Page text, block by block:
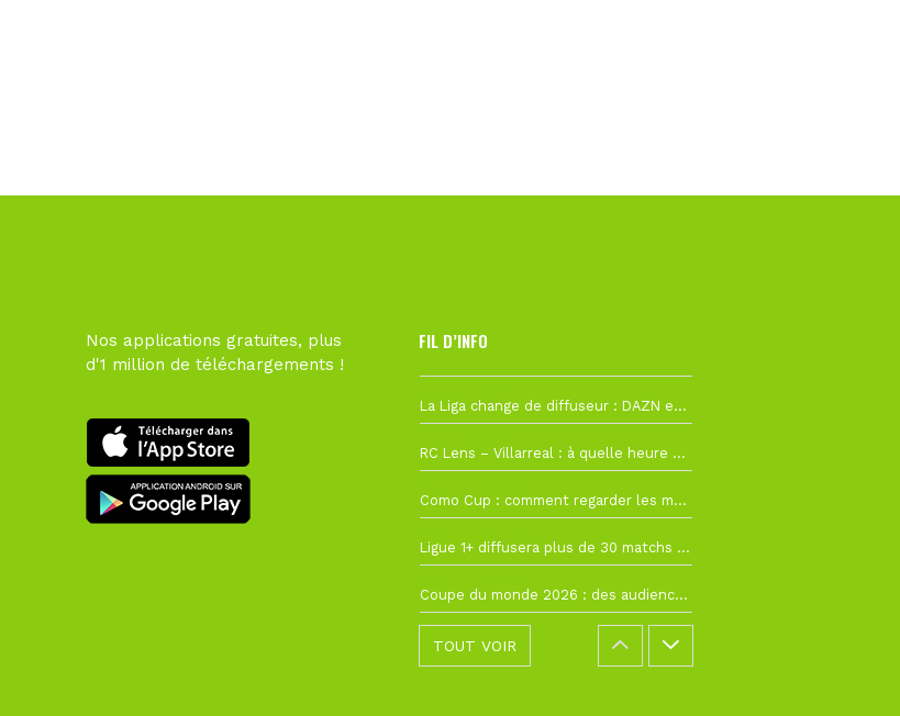
Nos applications gratuites, plus
d'1 million de téléchargements !
FIL D’INFO
La Liga change de diffuseur : DAZN et Disney+ remplacent beIN Sports !
RC Lens – Villarreal : à quelle heure et sur quelle chaîne voir la finale de la Como Cup ?
Como Cup : comment regarder les matchs du RC Lens en direct ?
Ligue 1+ diffusera plus de 30 matchs amicaux avant la reprise de la Ligue 1
Coupe du monde 2026 : des audiences record, mais M6 devrait perdre très gros !
TOUT VOIR